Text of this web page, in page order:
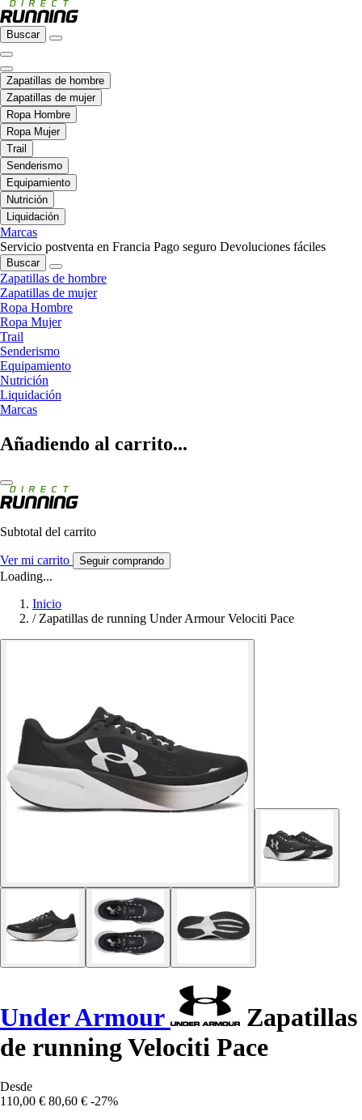
Buscar
Zapatillas de hombre
Zapatillas de mujer
Ropa Hombre
Ropa Mujer
Trail
Senderismo
Equipamiento
Nutrición
Liquidación
Marcas
Servicio postventa en Francia Pago seguro Devoluciones fáciles
Buscar
Zapatillas de hombre
Zapatillas de mujer
Ropa Hombre
Ropa Mujer
Trail
Senderismo
Equipamiento
Nutrición
Liquidación
Marcas
Añadiendo al carrito...
Subtotal del carrito
Ver mi carrito Seguir comprando
Loading...
Inicio
/ Zapatillas de running Under Armour Velociti Pace
Under Armour
Zapatillas
de running Velociti Pace
Desde
110,00 € 80,60 € -27%